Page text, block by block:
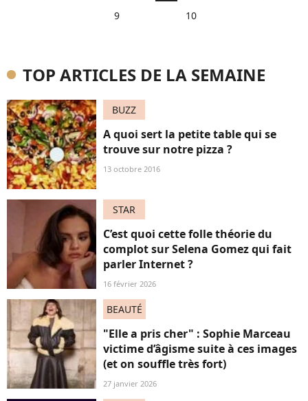
9 10
TOP ARTICLES DE LA SEMAINE
BUZZ
A quoi sert la petite table qui se
trouve sur notre pizza ?
13 octobre 2016
STAR
C’est quoi cette folle théorie du
complot sur Selena Gomez qui fait
parler Internet ?
16 février 2026
BEAUTÉ
"Elle a pris cher" : Sophie Marceau
victime d’âgisme suite à ces images
(et on souffle très fort)
27 janvier 2026